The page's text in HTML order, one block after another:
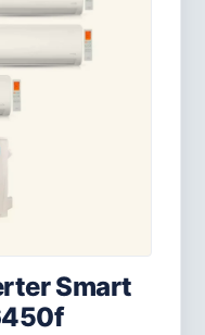
Smart